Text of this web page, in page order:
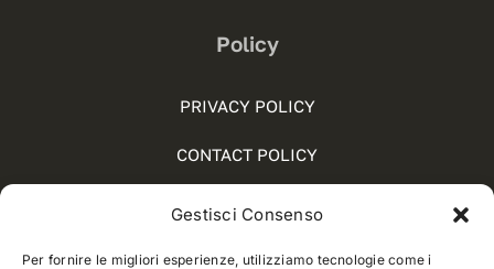
Gestisci Consenso
Per fornire le migliori esperienze, utilizziamo tecnologie come i
Policy
PRIVACY POLICY
CONTACT POLICY
COOKIE POLICY (UE)
SOCIAL MEDIA POLICY